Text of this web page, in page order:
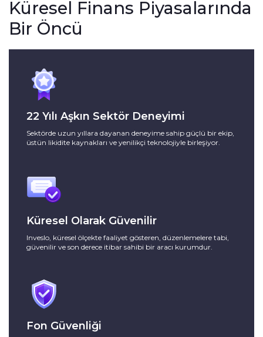
Küresel Finans Piyasalarında
Bir Öncü
22 Yılı Aşkın Sektör Deneyimi
Sektörde uzun yıllara dayanan deneyime sahip güçlü bir ekip,
üstün likidite kaynakları ve yenilikçi teknolojiyle birleşiyor.
Küresel Olarak Güvenilir
Inveslo, küresel ölçekte faaliyet gösteren, düzenlemelere tabi,
güvenilir ve son derece itibar sahibi bir aracı kurumdur.
Fon Güvenliği